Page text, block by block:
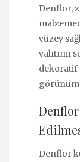
Denflor,
yüzey
yalıtımı
dekoratif
Denflor